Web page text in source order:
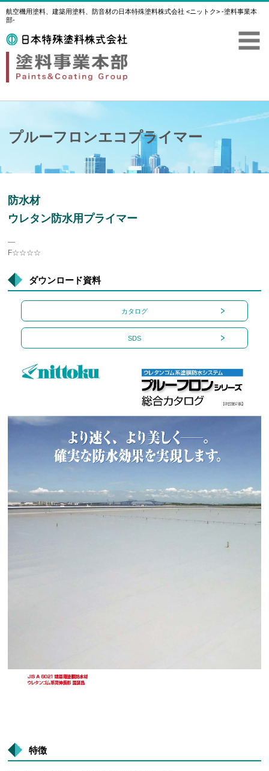
航空機用塗料、建築用塗料、防音材の日本特殊塗料株式会社 <ニットク> -塗料事業本
部-
プルーフロンエコプライマー
防水材
ウレタン防水用プライマー
―
F☆☆☆☆
ダウンロード資料
カタログ
SDS
特徴